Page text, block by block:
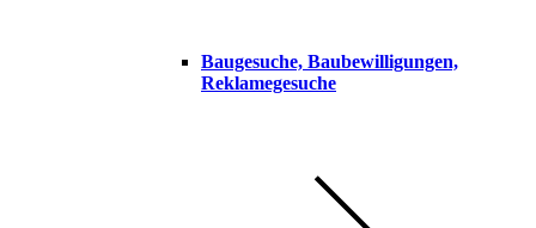
Baugesuche, Baubewilligungen,
Reklamegesuche